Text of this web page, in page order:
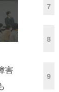
害
7
8
9